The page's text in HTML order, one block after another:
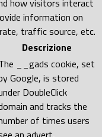
how visitors interact
information on
traffic source, etc.
Descrizione
__gads cookie, set
Google, is stored
DoubleClick
and tracks the
of times users